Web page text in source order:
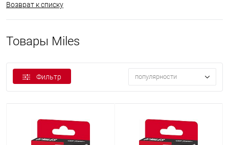
Возврат к списку
Товары Miles
Фильтр популярности